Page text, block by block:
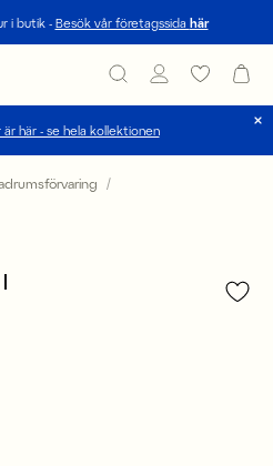
i butik - Besök vår företagssida här
här - se hela kollektionen